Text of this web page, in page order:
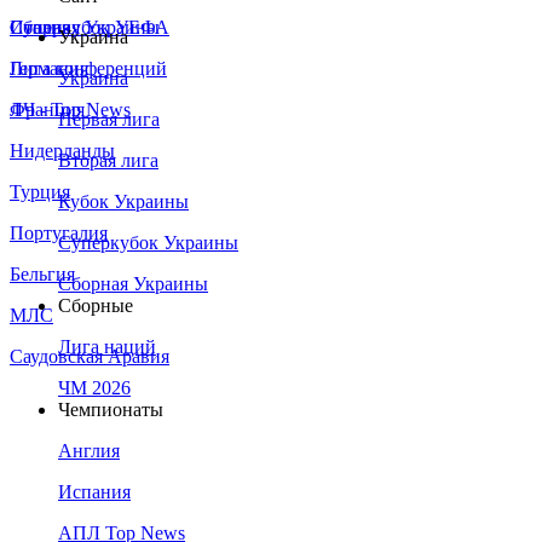
Сборная Украины
Италия
Германия
Франция
Нидерланды
Турция
Португалия
Бельгия
МЛС
Саудовская Аравия
Суперкубок УЕФА
Лига конференций
ЛЧ - Top News
Украина
Украина
Первая лига
Вторая лига
Кубок Украины
Суперкубок Украины
Сборная Украины
Сборные
Лига наций
ЧМ 2026
Чемпионаты
Англия
Испания
АПЛ Top News